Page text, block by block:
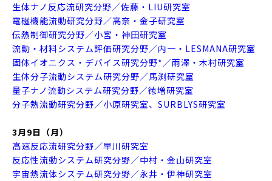
生体ナノ反応流研究分野／佐藤・LIU研究室
電磁機能流動研究分野／高奈・金子研究室
伝熱制御研究分野／小宮・神田研究室
流動・材料システム評価研究分野／内一・LESMANA研究室
固体イオニクス・デバイス研究分野*／雨澤・木村研究室
生体分子流動システム研究分野／馬渕研究室
量子ナノ流動システム研究分野／徳増研究室
分子熱流動研究分野／小原研究室、SURBLYS研究室
3月9日（月）
高速反応流研究分野／早川研究室
反応性流動システム研究分野／中村・金山研究室
宇宙熱流体システム研究分野／永井・伊神研究室